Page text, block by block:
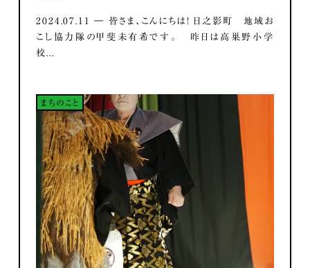
2024.07.11 ― 皆さま、こんにちは！ 日之影町 地域お
こし協力隊の甲斐未有希です。 昨日は高巣野小学
校...
まちのこと